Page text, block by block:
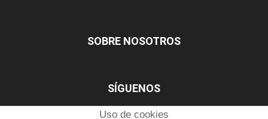
SOBRE NOSOTROS
SÍGUENOS
Uso de cookies